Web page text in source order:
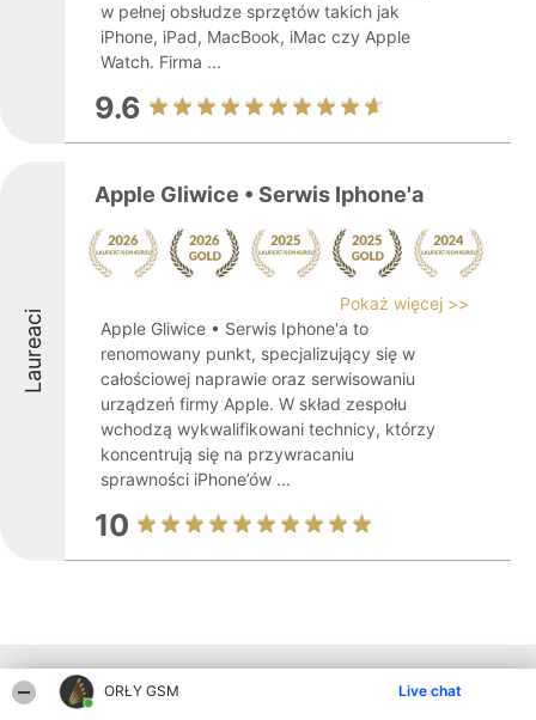
ORŁY GSM Live chat
w pełnej obsłudze sprzętów takich jak
iPhone, iPad, MacBook, iMac czy Apple
Watch. Firma ...
9.6
Laureaci
Apple Gliwice • Serwis Iphone'a
Pokaż więcej >>
Apple Gliwice • Serwis Iphone'a to
renomowany punkt, specjalizujący się w
całościowej naprawie oraz serwisowaniu
urządzeń firmy Apple. W skład zespołu
wchodzą wykwalifikowani technicy, którzy
koncentrują się na przywracaniu
sprawności iPhone’ów ...
10
Inne firmy z województwa